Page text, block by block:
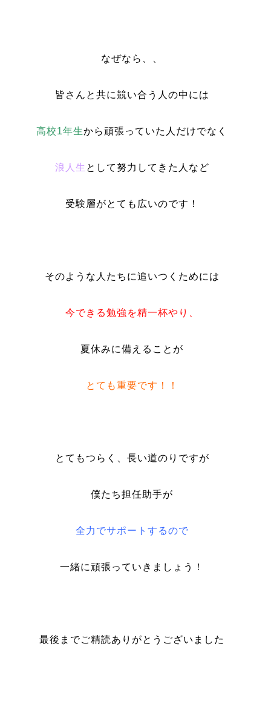
なぜなら、、
皆さんと共に競い合う人の中には
高校1年生から頑張っていた人だけでなく
浪人生 として努力してきた人など
受験層がとても広いのです！
そのような人たちに追いつくためには
今できる勉強を精一杯やり、
夏休みに備えることが
とても重要です！！
とてもつらく、長い道のりですが
僕たち担任助手が
全力でサポートするので
一緒に頑張っていきましょう！
最後までご精読ありがとうございました